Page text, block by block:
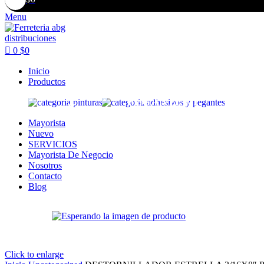
Menu
0 $0
Inicio
Productos
NUEVO
TECNOLOGIA
SERVICIOS
SEGURIDAD
Y
SOLVENTES
PEGANTES Y
Mayorista
Nuevo
SERVICIOS
Mayorista De Negocio
Nosotros
Contacto
Blog
Click to enlarge